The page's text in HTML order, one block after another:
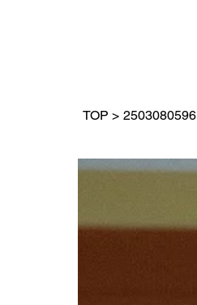
TOP > 2503080596